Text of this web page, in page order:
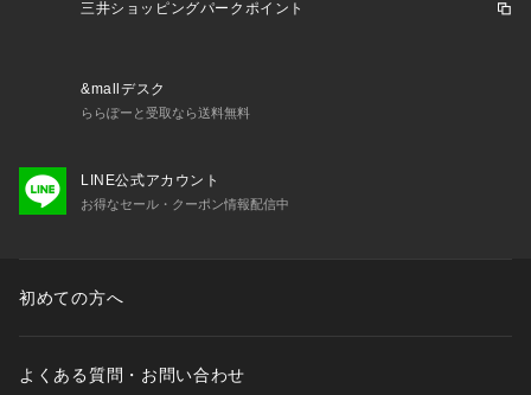
三井ショッピングパークポイント
&mallデスク
ららぽーと受取なら送料無料
LINE公式アカウント
お得なセール・クーポン情報配信中
初めての方へ
よくある質問・お問い合わせ